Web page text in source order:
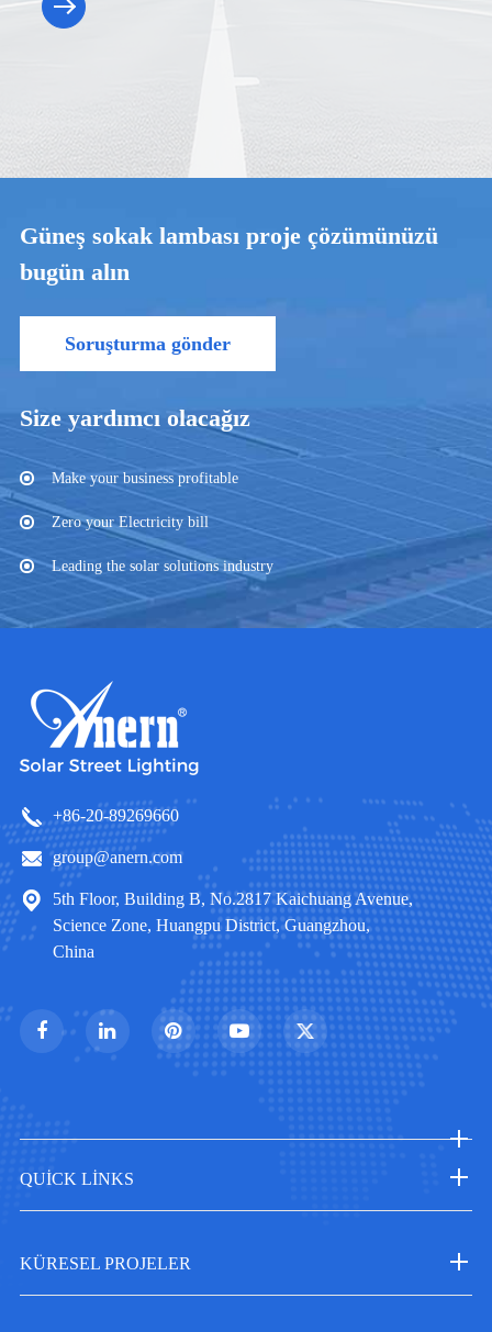
Güneş sokak lambası proje çözümünüzü
bugün alın
Soruşturma gönder
Size yardımcı olacağız
Make your business profitable
Zero your Electricity bill
Leading the solar solutions industry
+86-20-89269660
group@anern.com
5th Floor, Building B, No.2817 Kaichuang Avenue,
Science Zone, Huangpu District, Guangzhou,
China
QUICK LINKS
KÜRESEL PROJELER